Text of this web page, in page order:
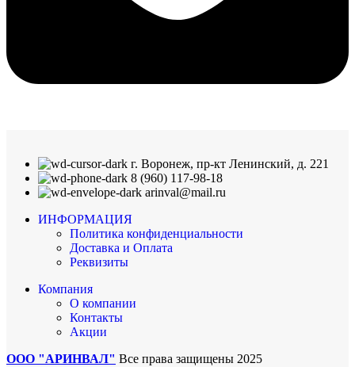
г. Воронеж, пр-кт Ленинский, д. 221
8 (960) 117-98-18
arinval@mail.ru
ИНФОРМАЦИЯ
Политика конфиденциальности
Доставка и Оплата
Реквизиты
Компания
О компании
Контакты
Акции
ООО "АРИНВАЛ" Все права защищены 2025